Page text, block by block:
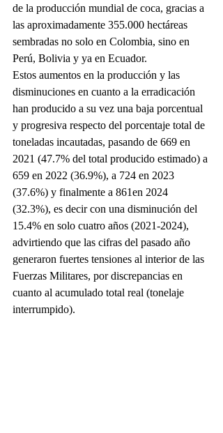
de la producción mundial de coca, gracias a
las aproximadamente 355.000 hectáreas
sembradas no solo en Colombia, sino en
Perú, Bolivia y ya en Ecuador.
Estos aumentos en la producción y las
disminuciones en cuanto a la erradicación
han producido a su vez una baja porcentual
y progresiva respecto del porcentaje total de
toneladas incautadas, pasando de 669 en
2021 (47.7% del total producido estimado) a
659 en 2022 (36.9%), a 724 en 2023
(37.6%) y finalmente a 861en 2024
(32.3%), es decir con una disminución del
15.4% en solo cuatro años (2021-2024),
advirtiendo que las cifras del pasado año
generaron fuertes tensiones al interior de las
Fuerzas Militares, por discrepancias en
cuanto al acumulado total real (tonelaje
interrumpido).